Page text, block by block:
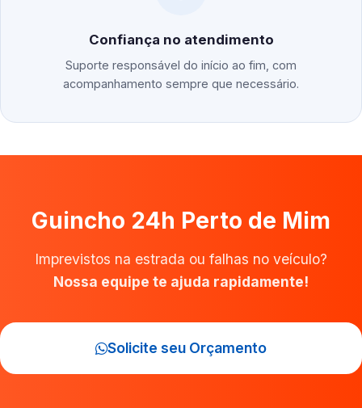
Confiança no atendimento
Suporte responsável do início ao fim, com
acompanhamento sempre que necessário.
Guincho 24h Perto de Mim
Imprevistos na estrada ou falhas no veículo?
Nossa equipe te ajuda rapidamente!
Solicite seu Orçamento